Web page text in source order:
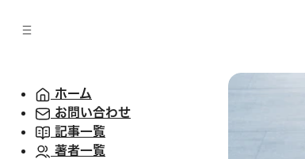
ホーム
お問い合わせ
記事一覧
著者一覧